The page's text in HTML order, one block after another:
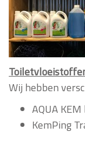
Wij hebben
AQUA
KemPing